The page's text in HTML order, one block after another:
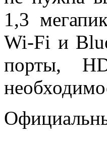
1,3
Wi-Fi и
порты,